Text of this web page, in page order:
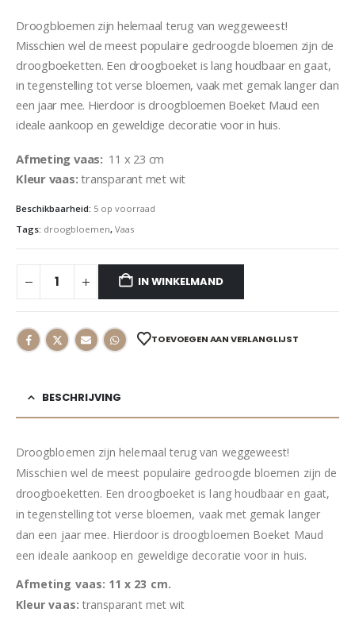
Droogbloemen zijn helemaal terug van weggeweest!
Misschien wel de meest populaire gedroogde bloemen zijn de
droogboeketten. Een droogboeket is lang houdbaar en gaat,
in tegenstelling tot verse bloemen, vaak met gemak langer dan
een jaar mee. Hierdoor is droogbloemen Boeket Maud een
ideale aankoop en geweldige decoratie voor in huis.
Afmeting vaas: 11 x 23 cm
Kleur vaas: transparant met wit
Beschikbaarheid: 5 op voorraad
Tags: droogbloemen, Vaas
IN WINKELMAND
TOEVOEGEN AAN VERLANGLIJST
BESCHRIJVING
Droogbloemen zijn helemaal terug van weggeweest!
Misschien wel de meest populaire gedroogde bloemen zijn de
droogboeketten. Een droogboeket is lang houdbaar en gaat,
in tegenstelling tot verse bloemen, vaak met gemak langer
dan een jaar mee. Hierdoor is droogbloemen Boeket Maud
een ideale aankoop en geweldige decoratie voor in huis.
Afmeting vaas: 11 x 23 cm.
Kleur vaas: transparant met wit